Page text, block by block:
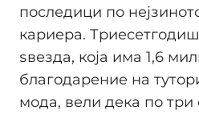
последици по
кариера.
ѕвезда, која има 1,6
благодарение на
мода, вели дека по три